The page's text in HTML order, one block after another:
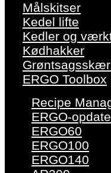
Målskitser
Kedel lifte
Kedler og
Kødhakker
ERGO Toolbox
Recipe
ERGO-
ERGO60
ERGO100
ERGO140